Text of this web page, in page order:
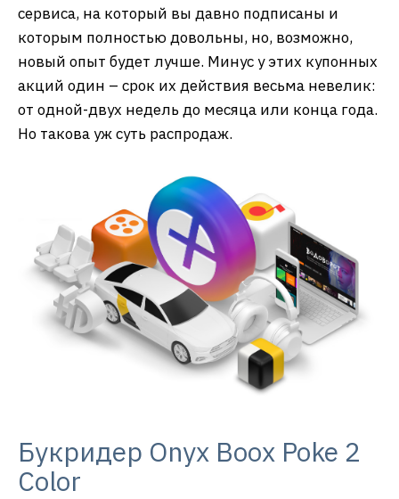
сервиса, на который вы давно подписаны и
которым полностью довольны, но, возможно,
новый опыт будет лучше. Минус у этих купонных
акций один – срок их действия весьма невелик:
от одной-двух недель до месяца или конца года.
Но такова уж суть распродаж.
Букридер Onyx Boox Poke 2
Color